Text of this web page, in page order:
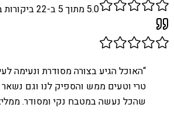
5.0 מתוך 5 ב- 22ביקורות
“האוכל הגיע בצורה מסודרת ונעימה
טרי וטעים ממש והספיק לנו וגם
שהכל נעשה במטבח נקי ומסודר.